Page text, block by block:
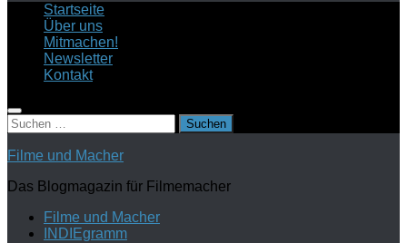
Startseite
Über uns
Mitmachen!
Newsletter
Kontakt
Suchen
nach:
Filme und Macher
Das Blogmagazin für Filmemacher
Filme und Macher
INDIEgramm